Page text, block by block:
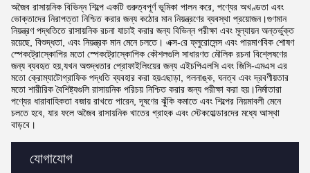
যোগাযোগ
অজৈব রাসায়নিক বিভিন্ন শিল্পে একটি গুরুত্বপূর্ণ ভূমিকা পালন করে, পণ্যের অখণ্ডতা এবং
ভোক্তাদের নিরাপত্তা নিশ্চিত করার জন্য কঠোর মান নিয়ন্ত্রণের ব্যবস্থা প্রয়োজন।গুণমান
নিয়ন্ত্রণ পদ্ধতিতে রাসায়নিক রচনা যাচাই করার জন্য বিভিন্ন পরীক্ষা এবং মূল্যায়ন অন্তর্ভুক্ত
রয়েছে, বিশুদ্ধতা, এবং নিয়ন্ত্রক মান মেনে চলতে। এক্স-রে ফ্লুরোসেন্স এবং পারমাণবিক শোষণ
স্পেকট্রোস্কোপির মতো স্পেকট্রোস্কোপিক কৌশলগুলি সাধারণত মৌলিক রচনা বিশ্লেষণের
জন্য ব্যবহৃত হয়,যখন অশুদ্ধতার প্রোফাইলিংয়ের জন্য এইচপিএলসি এবং জিসি-এমএস এর
মতো ক্রোম্যাটোগ্রাফিক পদ্ধতি ব্যবহার করা হয়এছাড়া, গলনাঙ্ক, ঘনত্ব এবং দ্রবণীয়তার
মতো শারীরিক বৈশিষ্ট্যগুলি রাসায়নিক পরিচয় নিশ্চিত করার জন্য পরীক্ষা করা হয়।নির্মাতারা
পণ্যের ধারাবাহিকতা বজায় রাখতে পারেন, দূষণের ঝুঁকি কমাতে এবং শিল্পের নিয়মাবলী মেনে
চলতে হবে, যার ফলে অজৈব রাসায়নিক খাতের গ্রাহক এবং স্টেকহোল্ডারদের মধ্যে আস্থা
বাড়বে।